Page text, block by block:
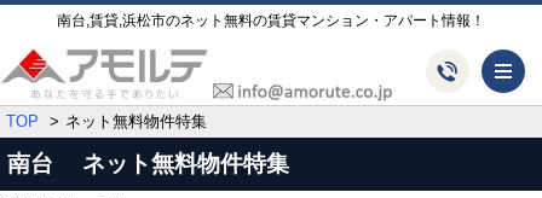
南台,賃貸,浜松市のネット無料の賃貸マンション・アパート情報！
TOP ネット無料物件特集
南台 ネット無料物件特集